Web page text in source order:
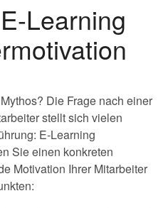
Learning
Die Frage nach einer
stellt sich vielen
E-Learning
Sie einen konkreten
Motivation Ihrer Mitarbeiter